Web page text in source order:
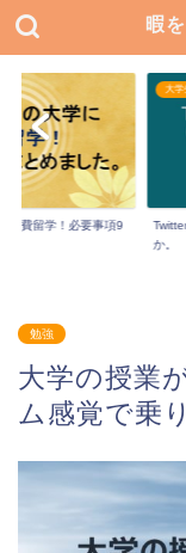
暇
私費留学！必要事項9
大学
か。
勉強
大学の授業
ム感覚で乗